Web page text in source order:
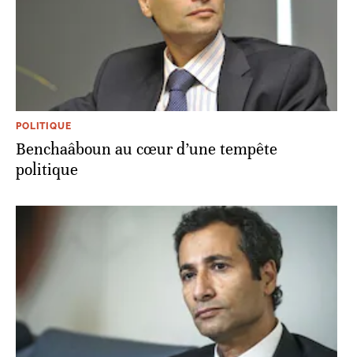
POLITIQUE
Benchaâboun au cœur d’une tempête
politique